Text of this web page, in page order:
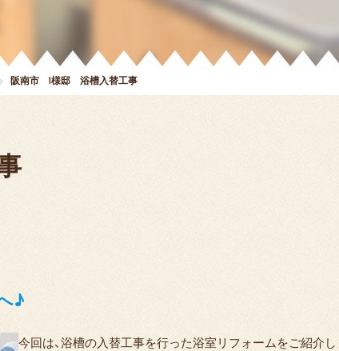
阪南市 I様邸 浴槽入替工事
♪
今回は、浴槽の入替工事を行った浴室リフォームをご紹介し